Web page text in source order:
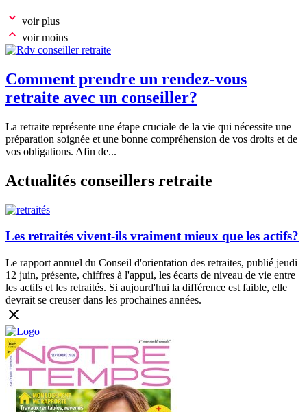
voir plus
voir moins
Comment prendre un rendez-vous
retraite avec un conseiller?
La retraite représente une étape cruciale de la vie qui nécessite une
préparation soignée et une bonne compréhension de vos droits et de
vos obligations. Afin de...
Actualités conseillers retraite
Les retraités vivent-ils vraiment mieux que les actifs?
Le rapport annuel du Conseil d'orientation des retraites, publié jeudi
12 juin, présente, chiffres à l'appui, les écarts de niveau de vie entre
les actifs et les retraités. Si aujourd'hui la différence est faible, elle
devrait se creuser dans les prochaines années.